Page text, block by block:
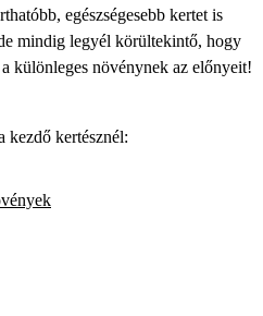
egészségesebb kertet is
mindig legyél körültekintő, hogy
különleges növénynek az előnyeit!
kezdő kertésznél: